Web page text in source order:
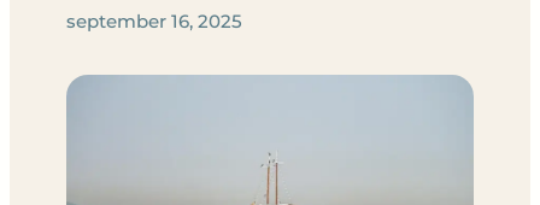
september 16, 2025